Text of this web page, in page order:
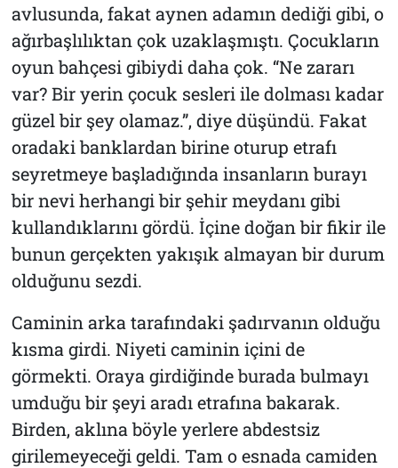
avlusunda, fakat aynen adamın dediği gibi, o
ağırbaşlılıktan çok uzaklaşmıştı. Çocukların
oyun bahçesi gibiydi daha çok. “Ne zararı
var? Bir yerin çocuk sesleri ile dolması kadar
güzel bir şey olamaz.”, diye düşündü. Fakat
oradaki banklardan birine oturup etrafı
seyretmeye başladığında insanların burayı
bir nevi herhangi bir şehir meydanı gibi
kullandıklarını gördü. İçine doğan bir fikir ile
bunun gerçekten yakışık almayan bir durum
olduğunu sezdi.
Caminin arka tarafındaki şadırvanın olduğu
kısma girdi. Niyeti caminin içini de
görmekti. Oraya girdiğinde burada bulmayı
umduğu bir şeyi aradı etrafına bakarak.
Birden, aklına böyle yerlere abdestsiz
girilemeyeceği geldi. Tam o esnada camiden